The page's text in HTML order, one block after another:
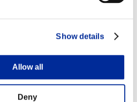
Show details
Allow all
Deny